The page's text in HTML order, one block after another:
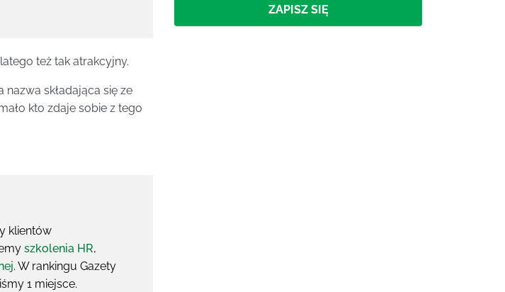
też tak atrakcyjny.
składająca się ze
kto zdaje sobie z tego
klientów
szkolenia HR,
. W rankingu Gazety
1 miejsce.
ZAPISZ SIĘ